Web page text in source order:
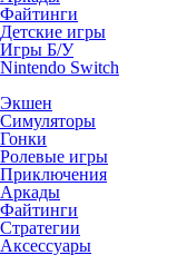
Файтинги
Детские игры
Игры Б/У
Nintendo Switch
Экшен
Симуляторы
Гонки
Ролевые игры
Приключения
Аркады
Файтинги
Стратегии
Аксессуары